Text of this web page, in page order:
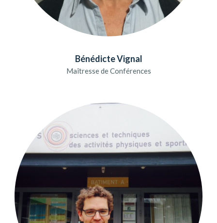
Bénédicte Vignal
Maîtresse de Conférences